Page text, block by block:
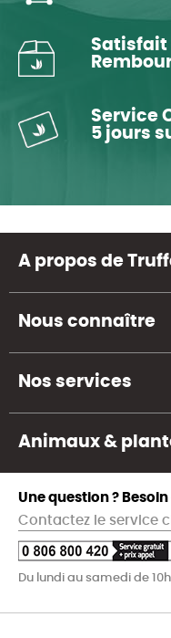
Satisfait
Service
5 jours
A propos de
Nous connaître
Nos services
Animaux &
Une question ? Besoin
Contactez le service
Du lundi au samedi de 10h